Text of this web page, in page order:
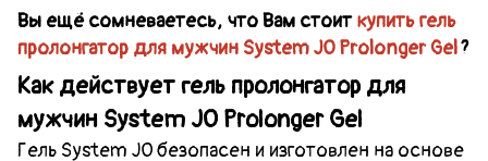
Вы ещё сомневаетесь, что Вам стоиткупитьгель
пролонгатор для мужчин System JOProlonger Gel?
Как действует гель пролонгатор для
мужчин System JO Prolonger Gel
Гель System JO безопасен и изготовлен на основе